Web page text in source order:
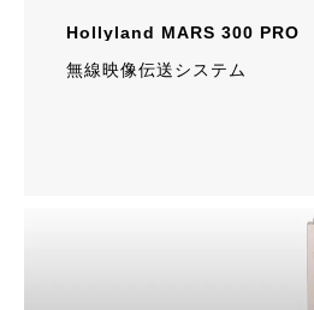
Hollyland MARS 300 PRO
無線映像伝送システム